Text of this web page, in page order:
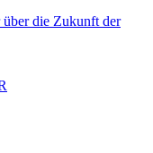
die Zukunft der